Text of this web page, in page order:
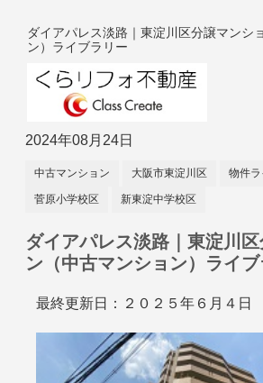
ダイアパレス淡路｜東淀川区分譲マンシ
ン）ライブラリー
2024年08月24日
中古マンション 大阪市東淀川区 物件
菅原小学校区 新東淀中学校区
ダイアパレス淡路｜東淀川
ン（中古マンション）ライ
最終更新日：２０２５年６月４日